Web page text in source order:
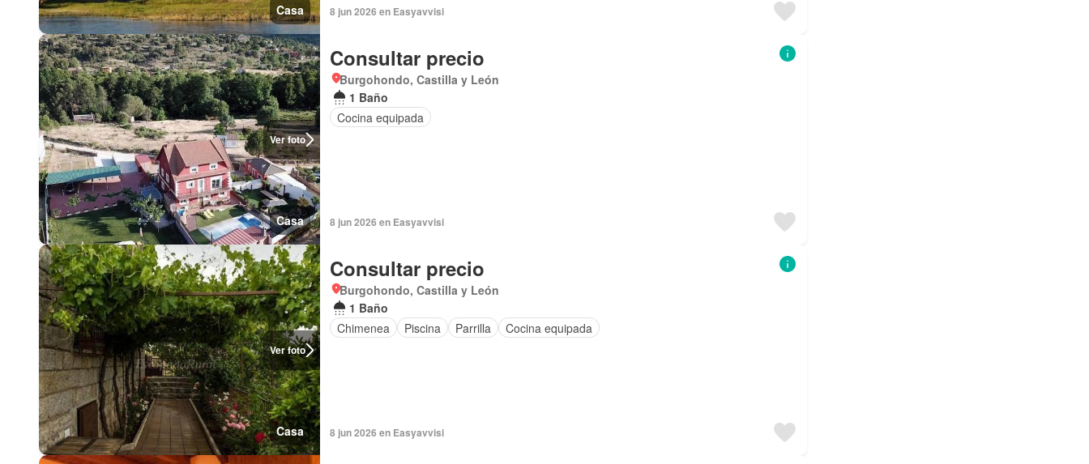
Casa 8 jun 2026 en Easyavvisi
Ver foto
Casa
Consultar precio
Burgohondo, Castilla y León
1 Baño
Cocina equipada
8 jun 2026 en Easyavvisi
Ver foto
Casa
Consultar precio
Burgohondo, Castilla y León
1 Baño
Chimenea
Piscina Parrilla Cocina equipada
8 jun 2026 en Easyavvisi